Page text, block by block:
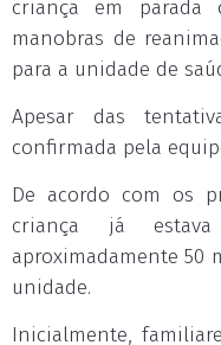
criança em parada
manobras de
para a unidade de
Apesar das
confirmada pela
De acordo com os
criança já
aproximadamente 50
unidade.
Inicialmente,